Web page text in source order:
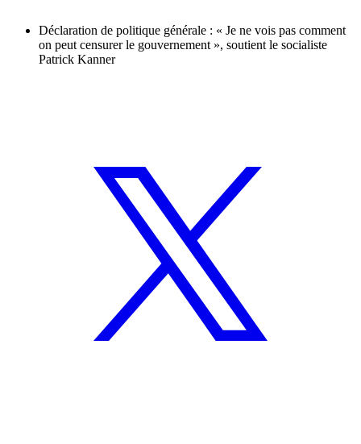
Déclaration de politique générale : « Je ne vois pas comment
on peut censurer le gouvernement », soutient le socialiste
Patrick Kanner